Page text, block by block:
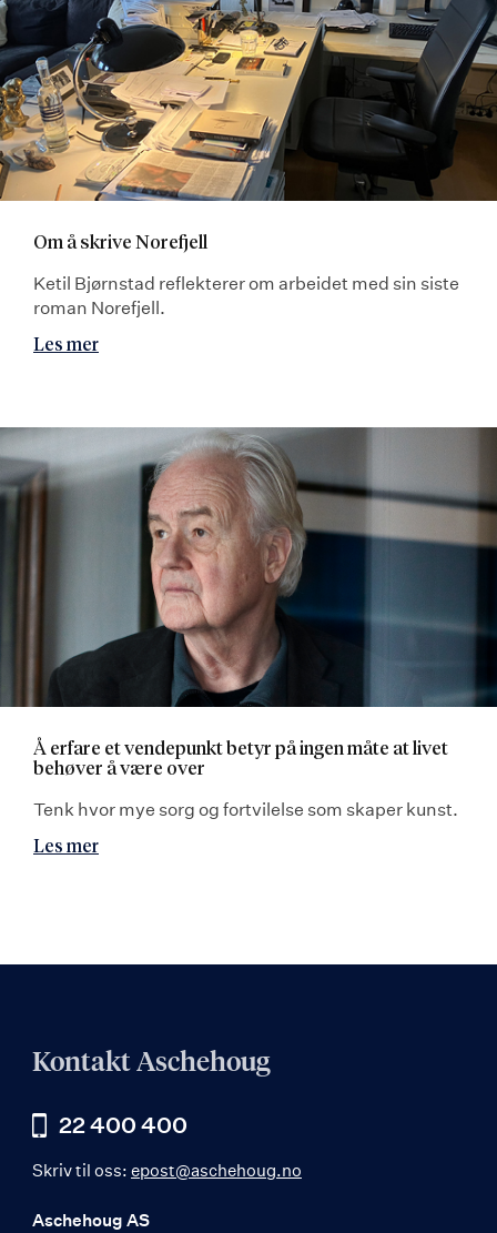
Om å skrive Norefjell
Ketil Bjørnstad reflekterer om arbeidet med sin siste
roman Norefjell.
Les mer
Å erfare et vendepunkt betyr på ingen måte at livet
behøver å være over
Tenk hvor mye sorg og fortvilelse som skaper kunst.
Les mer
Kontakt Aschehoug
22 400 400
Skriv til oss: epost@aschehoug.no
Aschehoug AS